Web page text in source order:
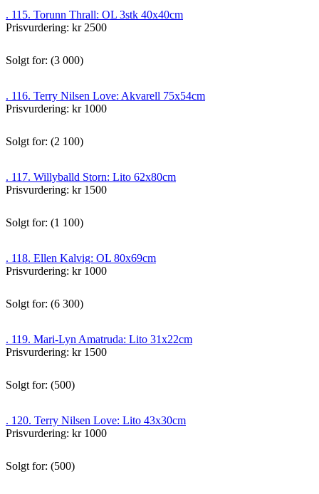
. 115. Torunn Thrall: OL 3stk 40x40cm
Prisvurdering: kr 2500
Solgt for: (3 000)
. 116. Terry Nilsen Love: Akvarell 75x54cm
Prisvurdering: kr 1000
Solgt for: (2 100)
. 117. Willyballd Storn: Lito 62x80cm
Prisvurdering: kr 1500
Solgt for: (1 100)
. 118. Ellen Kalvig: OL 80x69cm
Prisvurdering: kr 1000
Solgt for: (6 300)
. 119. Mari-Lyn Amatruda: Lito 31x22cm
Prisvurdering: kr 1500
Solgt for: (500)
. 120. Terry Nilsen Love: Lito 43x30cm
Prisvurdering: kr 1000
Solgt for: (500)